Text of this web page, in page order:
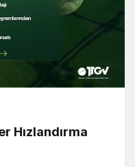
Hızlandırma